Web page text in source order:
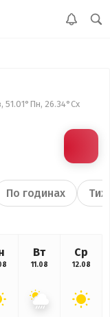
51.01°Пн, 26.34°Сх
По годинах
Вт
11.08
Ср
12.08